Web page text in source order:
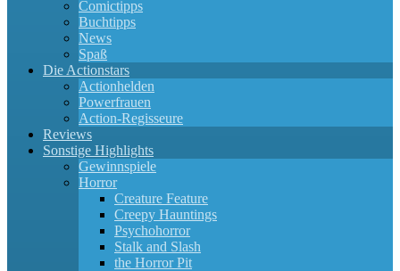
Comictipps
Buchtipps
News
Spaß
Die Actionstars
Actionhelden
Powerfrauen
Action-Regisseure
Reviews
Sonstige Highlights
Gewinnspiele
Horror
Creature Feature
Creepy Hauntings
Psychohorror
Stalk and Slash
the Horror Pit